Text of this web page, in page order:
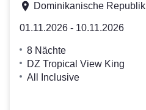
Dominikanische Republik
01.11.2026 - 10.11.2026
8 Nächte
DZ Tropical View King
All Inclusive